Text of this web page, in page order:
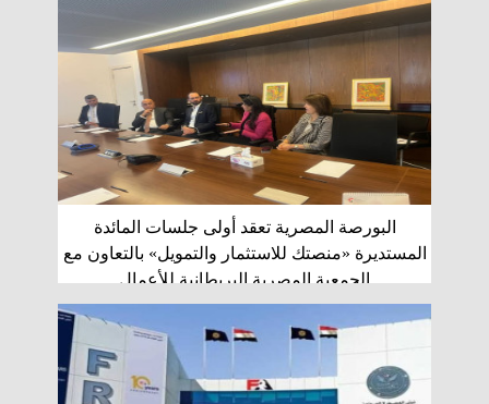
البورصة المصرية تعقد أولى جلسات المائدة
المستديرة «منصتك للاستثمار والتمويل» بالتعاون مع
الجمعية المصرية البريطانية للأعمال